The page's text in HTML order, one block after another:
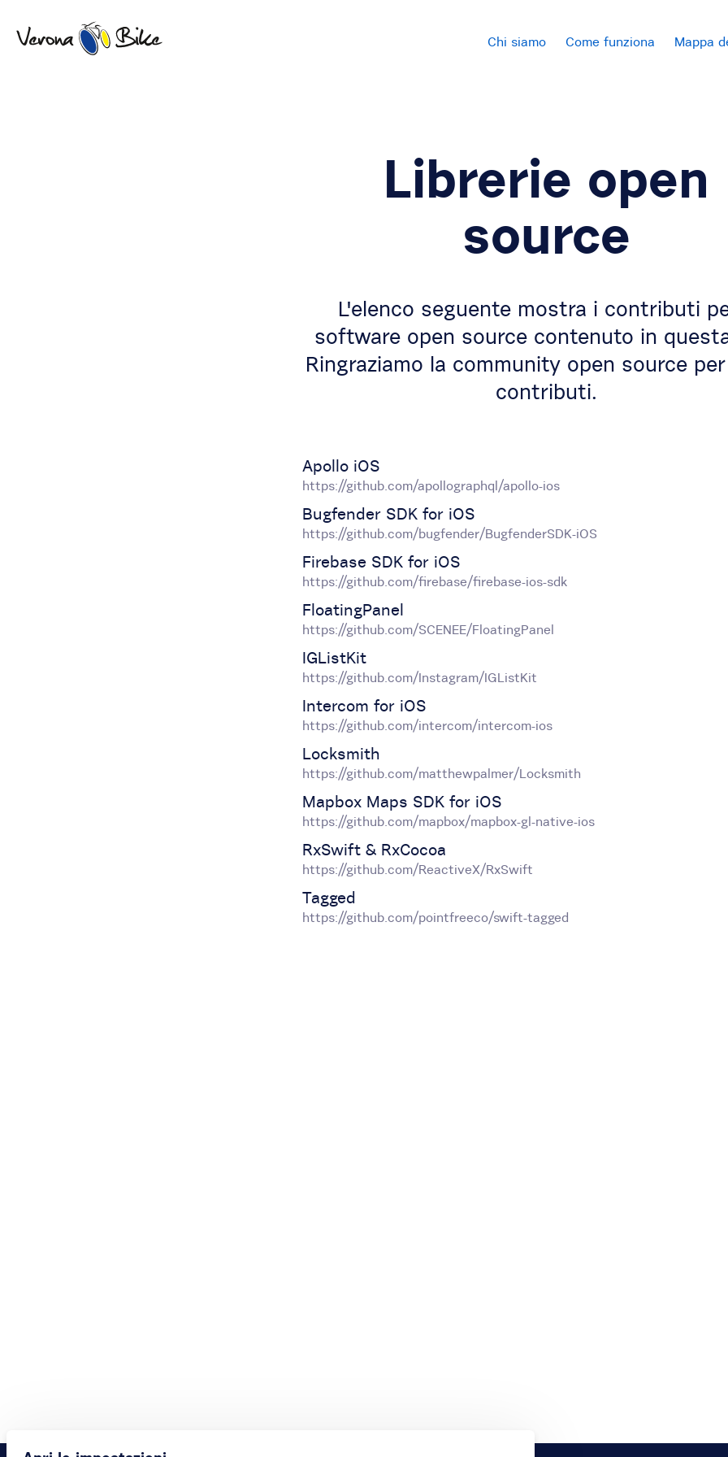
Chi siamo Come funziona Mappa
Librerie open
source
L'elenco seguente mostra i contributi
software open source contenuto in
Ringraziamo la community open source
contributi.
Apollo iOS
https://github.com/apollographql/apollo-ios
Bugfender SDK for iOS
https://github.com/bugfender/BugfenderSDK-iOS
Firebase SDK for iOS
https://github.com/firebase/firebase-ios-sdk
FloatingPanel
https://github.com/SCENEE/FloatingPanel
IGListKit
https://github.com/Instagram/IGListKit
Intercom for iOS
https://github.com/intercom/intercom-ios
Locksmith
https://github.com/matthewpalmer/Locksmith
Mapbox Maps SDK for iOS
https://github.com/mapbox/mapbox-gl-native-ios
RxSwift & RxCocoa
https://github.com/ReactiveX/RxSwift
Tagged
https://github.com/pointfreeco/swift-tagged